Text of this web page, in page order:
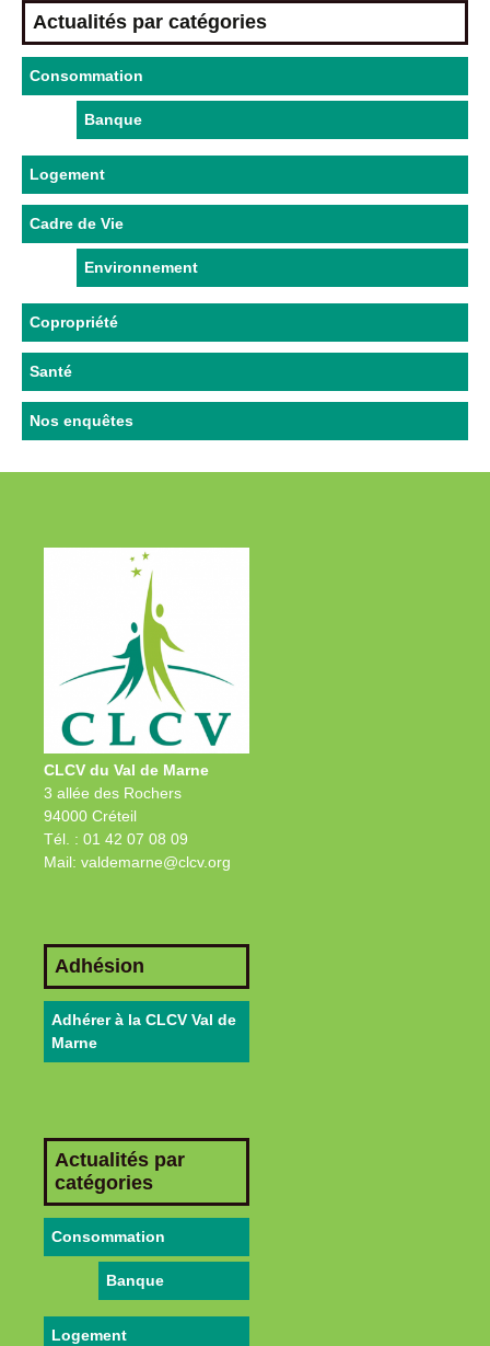
Actualités par catégories
Consommation
Banque
Logement
Cadre de Vie
Environnement
Copropriété
Santé
Nos enquêtes
CLCV du Val de Marne
3 allée des Rochers
94000 Créteil
Tél. : 01 42 07 08 09
Mail: valdemarne@clcv.org
Adhésion
Adhérer à la CLCV Val de
Marne
Actualités par
catégories
Consommation
Banque
Logement